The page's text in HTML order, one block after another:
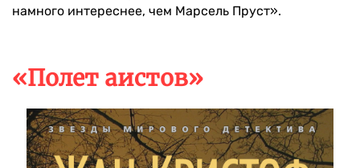
намного интереснее, чем Марсель Пруст».
«Полет аистов»